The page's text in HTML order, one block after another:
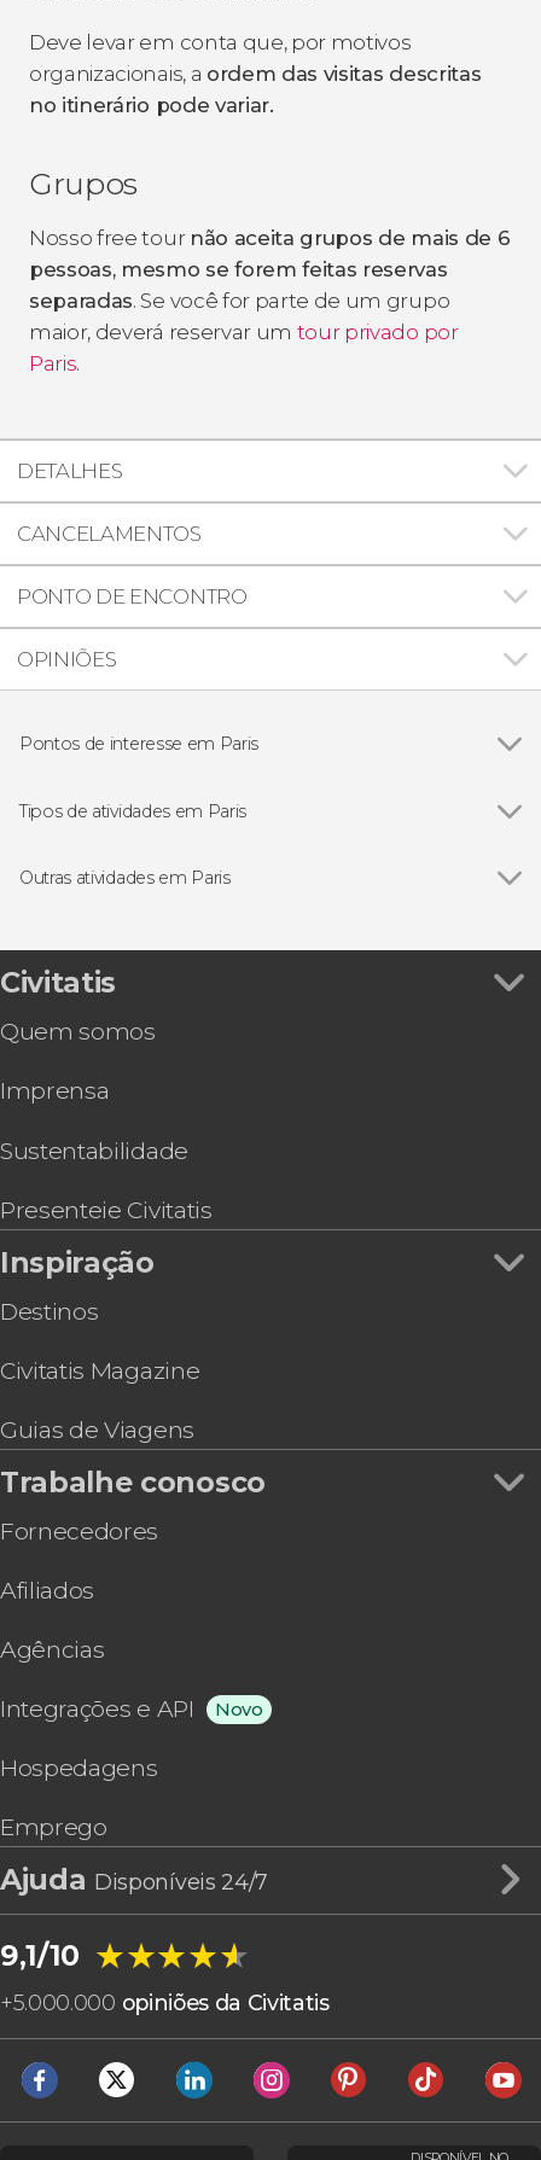
Deve levar em conta que, por motivos
organizacionais, a ordem das visitas descritas
no itinerário pode variar.
Grupos
Nosso free tour não aceita grupos de mais de 6
pessoas, mesmo se forem feitas reservas
separadas. Se você for parte de um grupo
maior, deverá reservar um tour privado por
Paris.
DETALHES
CANCELAMENTOS
PONTO DE ENCONTRO
OPINIÕES
Pontos de interesse em Paris
Museu do Louvre
Conciergerie
Les Invalides
Museu d'Orsay
Tipos de atividades em Paris
Excursões de um dia saindo de Paris
Visitas guiadas por Paris
Concertos em Paris
Free tours por Paris
Outras atividades em Paris
Ingresso da Ópera Garnier
Ingresso da Sainte-Chapelle e Conciergerie
Ingresso do Arco do Triunfo
Tour pelo Stade de France
Sessão de fotos privada no exterior da Torre
Ingresso do Museu de Montmartre
Civitatis
Quem somos
Imprensa
Sustentabilidade
Presenteie Civitatis
Inspiração
Destinos
Civitatis Magazine
Guias de Viagens
Trabalhe conosco
Fornecedores
Afiliados
Agências
Integrações e API Novo
Hospedagens
Emprego
Ajuda Disponíveis 24/7
9,1/10 ★★★★★
★★★★★
+5.000.000 opiniões da Civitatis